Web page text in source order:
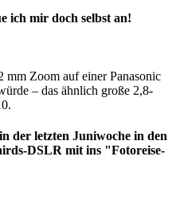
ich mir doch selbst an!
Zoom auf einer Panasonic
– das ähnlich große 2,8-
der letzten Juniwoche in den
DSLR mit ins "Fotoreise-